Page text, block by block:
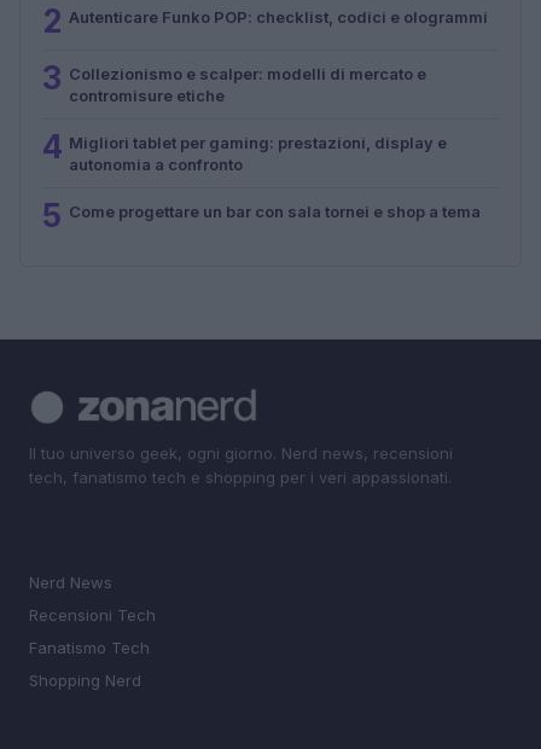
2 Autenticare Funko POP: checklist, codici e ologrammi
3 Collezionismo e scalper: modelli di mercato e
contromisure etiche
4 Migliori tablet per gaming: prestazioni, display e
autonomia a confronto
5 Come progettare un bar con sala tornei e shop a tema
Il tuo universo geek, ogni giorno. Nerd news, recensioni
tech, fanatismo tech e shopping per i veri appassionati.
Nerd News
Recensioni Tech
Fanatismo Tech
Shopping Nerd